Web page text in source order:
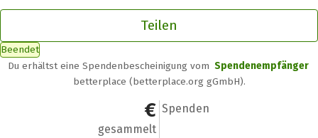
Teilen
Beendet
Du erhältst eine Spendenbescheinigung vom Spendenempfänger
betterplace (betterplace.org gGmbH).
0 €
gesammelt
0
Spenden